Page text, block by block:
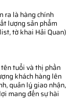
ra là hàng chính
lượng sản phẩm
tờ khai Hải Quan)
tuổi và thị phần
khách hàng lên
quản lý giao nhận,
mang đến sự hài